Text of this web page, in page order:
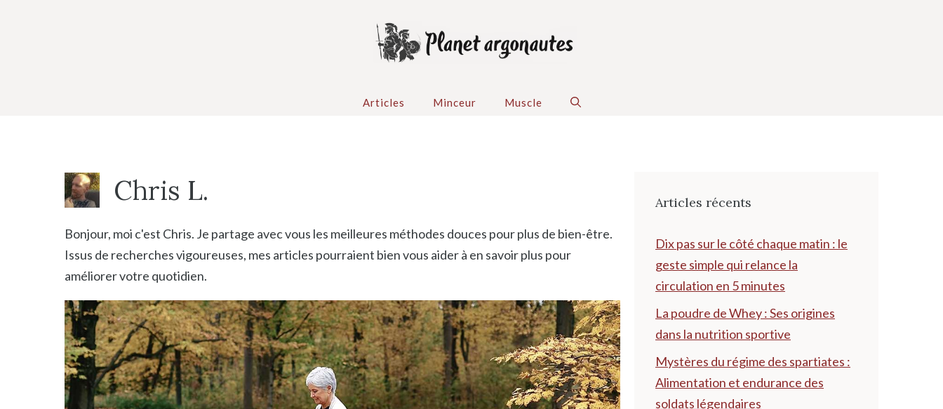
Articles Minceur Muscle
Chris L.
Bonjour, moi c'est Chris. Je partage avec vous les meilleures méthodes douces pour plus de bien-être.
Issus de recherches vigoureuses, mes articles pourraient bien vous aider à en savoir plus pour
améliorer votre quotidien.
Articles récents
Dix pas sur le côté chaque matin : le
geste simple qui relance la
circulation en 5 minutes
La poudre de Whey : Ses origines
dans la nutrition sportive
Mystères du régime des spartiates :
Alimentation et endurance des
soldats légendaires